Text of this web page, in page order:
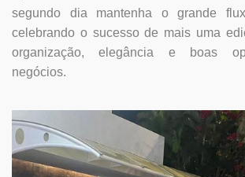
segundo dia mantenha o grande
celebrando o sucesso de mais uma
organização, elegância e boas
negócios.